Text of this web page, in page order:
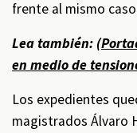
frente al mismo
Lea también: (
en medio de
Los expedientes
magistrados Álvaro